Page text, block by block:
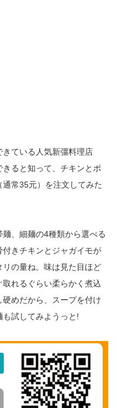
ている人気新彊料理店
きると知って、チキンとポ
通常35元）を注文してみた
麺、細麺の4種類から選べる
きチキンとジャガイモが
の量ね。味は見た目ほど
れるぐらい柔らかく煮込
めだから、スープを付け
試してみようっと !